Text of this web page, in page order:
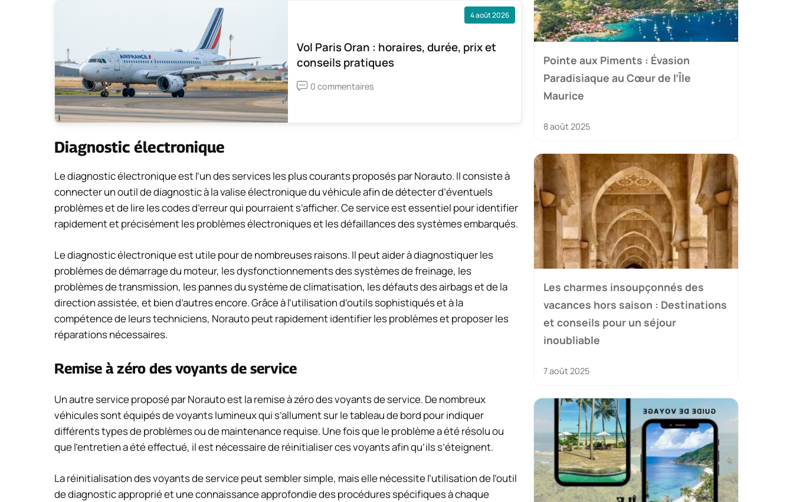
4 août 2026
Vol Paris Oran : horaires, durée, prix et
conseils pratiques
0 commentaires
Diagnostic électronique
Le diagnostic électronique est l’un des services les plus courants proposés par Norauto. Il consiste à
connecter un outil de diagnostic à la valise électronique du véhicule afin de détecter d’éventuels
problèmes et de lire les codes d’erreur qui pourraient s’afficher. Ce service est essentiel pour identifier
rapidement et précisément les problèmes électroniques et les défaillances des systèmes embarqués.
Le diagnostic électronique est utile pour de nombreuses raisons. Il peut aider à diagnostiquer les
problèmes de démarrage du moteur, les dysfonctionnements des systèmes de freinage, les
problèmes de transmission, les pannes du système de climatisation, les défauts des airbags et de la
direction assistée, et bien d’autres encore. Grâce à l’utilisation d’outils sophistiqués et à la
compétence de leurs techniciens, Norauto peut rapidement identifier les problèmes et proposer les
réparations nécessaires.
Remise à zéro des voyants de service
Un autre service proposé par Norauto est la remise à zéro des voyants de service. De nombreux
véhicules sont équipés de voyants lumineux qui s’allument sur le tableau de bord pour indiquer
différents types de problèmes ou de maintenance requise. Une fois que le problème a été résolu ou
que l’entretien a été effectué, il est nécessaire de réinitialiser ces voyants afin qu’ils s’éteignent.
La réinitialisation des voyants de service peut sembler simple, mais elle nécessite l’utilisation de l’outil
de diagnostic approprié et une connaissance approfondie des procédures spécifiques à chaque
Pointe aux Piments : Évasion
Paradisiaque au Cœur de l’Île
Maurice
8 août 2025
Les charmes insoupçonnés des
vacances hors saison : Destinations
et conseils pour un séjour
inoubliable
7 août 2025